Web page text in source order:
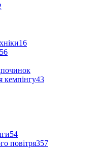
16
кемпінгу43
54
повітря357